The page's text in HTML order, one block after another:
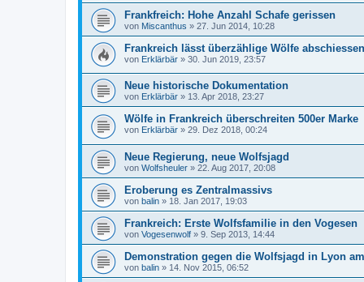
Frankfreich: Hohe Anzahl Schafe gerissen
von Miscanthus » 27. Jun 2014, 10:28
Frankreich lässt überzählige Wölfe abschiessen
von Erklärbär » 30. Jun 2019, 23:57
Neue historische Dokumentation
von Erklärbär » 13. Apr 2018, 23:27
Wölfe in Frankreich überschreiten 500er Marke
von Erklärbär » 29. Dez 2018, 00:24
Neue Regierung, neue Wolfsjagd
von Wolfsheuler » 22. Aug 2017, 20:08
Eroberung es Zentralmassivs
von balin » 18. Jan 2017, 19:03
Frankreich: Erste Wolfsfamilie in den Vogesen
von Vogesenwolf » 9. Sep 2013, 14:44
Demonstration gegen die Wolfsjagd in Lyon
von balin » 14. Nov 2015, 06:52